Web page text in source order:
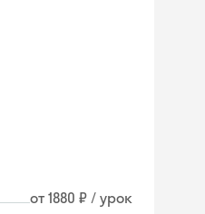
от 1880 ₽ / урок